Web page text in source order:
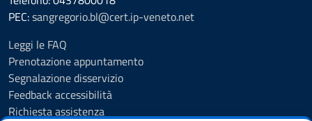
PEC:sangregorio.bl@cert.ip-veneto.net
Leggi le FAQ
Prenotazione appuntamento
Segnalazione disservizio
Feedback accessibilità
Richiesta assistenza